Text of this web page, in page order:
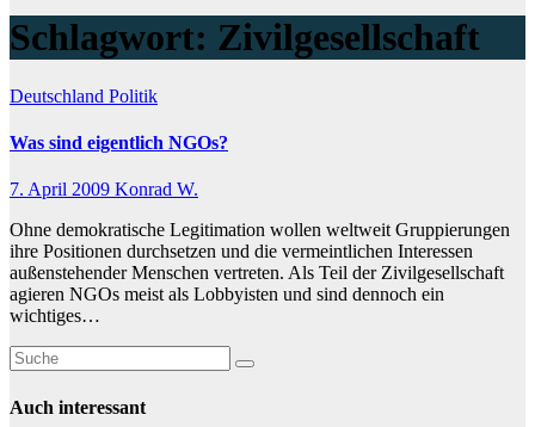
Schlagwort: Zivilgesellschaft
Deutschland Politik
Was sind eigentlich NGOs?
7. April 2009 Konrad W.
Ohne demokratische Legitimation wollen weltweit Gruppierungen
ihre Positionen durchsetzen und die vermeintlichen Interessen
außenstehender Menschen vertreten. Als Teil der Zivilgesellschaft
agieren NGOs meist als Lobbyisten und sind dennoch ein
wichtiges…
Auch interessant